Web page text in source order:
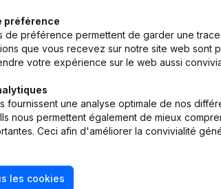
Siège Social
Rubrique Constitution (Nouvelle Personne
Quel est le
préférence
de préférence permettent de garder une
que vous recevez sur notre site web sont
votre expérience sur le web aussi
fournissent une analyse optimale de nos
nous permettent également de mieux
Ceci afin d'améliorer la convivialité
les cookies